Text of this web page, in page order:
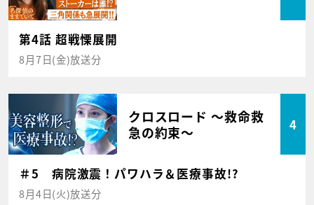
第4話 超戦慄展開
8月7日(金)放送分
クロスロード ～救命救
急の約束～
4
＃5 病院激震！パワハラ＆医療事故!?
8月4日(火)放送分